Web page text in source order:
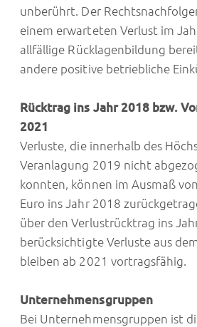
unberührt. Der
einem erwarteten Verlust im
allfällige Rücklagenbildung
andere positive betriebliche
Rücktrag ins Jahr 2018 bzw.
2021
Verluste, die innerhalb des
Veranlagung 2019 nicht
konnten, können im Ausmaß
Euro ins Jahr 2018
über den Verlustrücktrag ins
berücksichtigte Verluste aus
bleiben ab 2021 vortragsfähig.
Unternehmensgruppen
Bei Unternehmensgruppen ist